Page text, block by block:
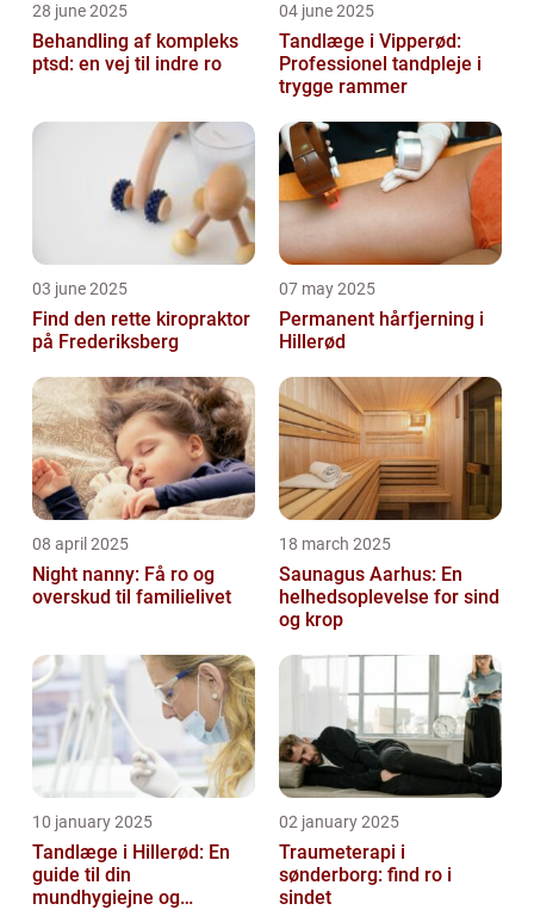
28 june 2025
Behandling af kompleks
ptsd: en vej til indre ro
04 june 2025
Tandlæge i Vipperød:
Professionel tandpleje i
trygge rammer
03 june 2025
Find den rette kiropraktor
på Frederiksberg
07 may 2025
Permanent hårfjerning i
Hillerød
08 april 2025
Night nanny: Få ro og
overskud til familielivet
18 march 2025
Saunagus Aarhus: En
helhedsoplevelse for sind
og krop
10 january 2025
Tandlæge i Hillerød: En
guide til din
mundhygiejne og
02 january 2025
Traumeterapi i
sønderborg: find ro i
sindet